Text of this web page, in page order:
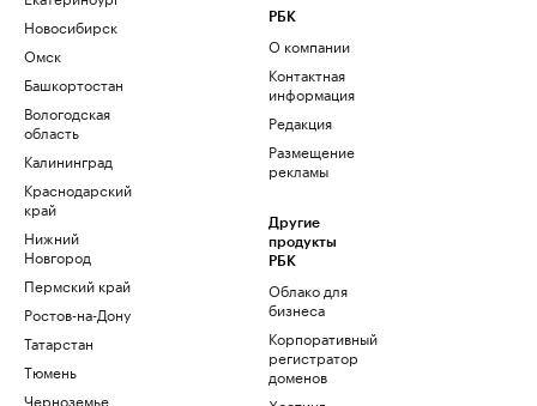
Новосибирск
Омск
Башкортостан
Вологодская
область
Калининград
Краснодарский
край
Нижний
Новгород
Пермский край
Ростов-на-Дону
Татарстан
Тюмень
Черноземье
РБК
О компании
Контактная
информация
Редакция
Размещение
рекламы
Другие
продукты
РБК
Облако для
бизнеса
Корпоративный
регистратор
доменов